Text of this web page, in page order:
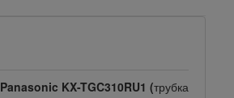
Panasonic KX-TGC310RU1 (трубка